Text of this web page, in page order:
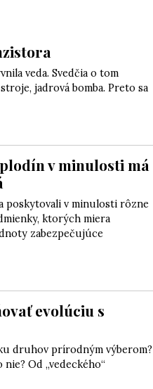
veda. Svedčia o tom
jadrová bomba. Preto sa
v minulosti má
poskytovali v minulosti rôzne
ktorých miera
zabezpečujúce
evolúciu s
druhov prírodným výberom?
Od „vedeckého“